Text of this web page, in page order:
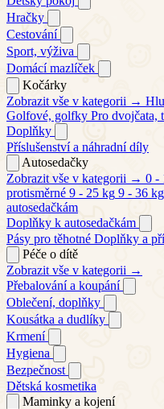
Hračky
Cestování
Sport, výživa
Domácí mazlíček
Kočárky
Zobrazit vše v kategorii →
Golfové, golfky Pro dvojčata,
Doplňky
Příslušenství a náhradní díly
Autosedačky
Zobrazit vše v kategorii → 0 -
protisměrné 9 - 25 kg 9 - 36 kg
autosedačkám
Doplňky k autosedačkám
Pásy pro těhotné Doplňky a
Péče o dítě
Zobrazit vše v kategorii →
Přebalování a koupání
Oblečení, doplňky
Kousátka a dudlíky
Krmení
Hygiena
Bezpečnost
Dětská kosmetika
Maminky a kojení